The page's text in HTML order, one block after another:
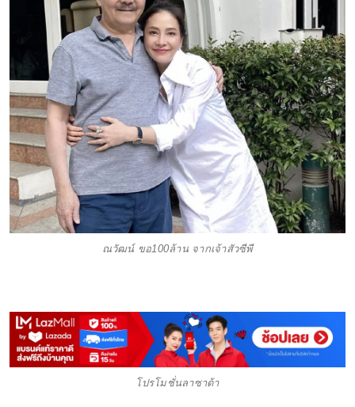
ณวัฒน์ ขอ100ล้าน จากเจ้าสัวซีพี
โปรโมชั่นลาซาด้า